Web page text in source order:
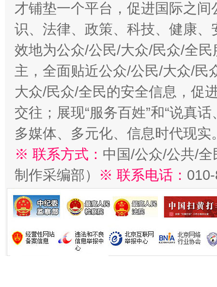
才铺垫一个平台，促进国际之
识、法律、政策、科技、健康
效地为公众/公民/大众/民众/全
主，全面贴近公众/公民/大众/民
大众/民众/全民的安全信息，促
交往；展现“服务百姓”和“说真
多媒体、多元化、信息时代现实
※ 联系方式： 中国/公众/公共/
制作采编部）
※ 联系电话：